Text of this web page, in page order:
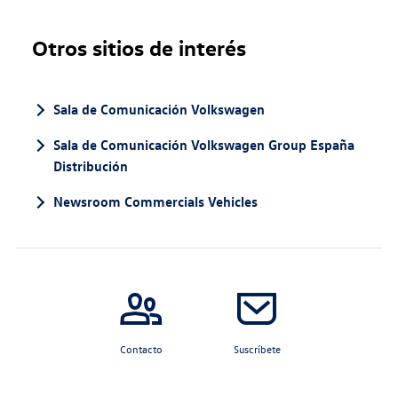
Otros sitios de interés
Sala de Comunicación Volkswagen
Sala de Comunicación Volkswagen Group España
Distribución
Newsroom Commercials Vehicles
Contacto Suscríbete